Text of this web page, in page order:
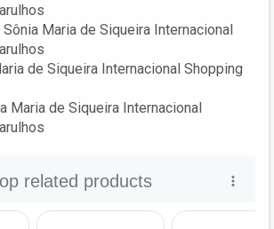
Maria de Siqueira Internacional
de Siqueira Internacional Shopping
Maria de Siqueira Internacional